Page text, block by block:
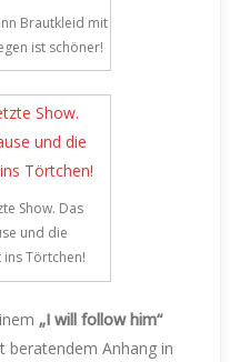
Brautkleid mit
ist schöner!
Show. Das
und die
Törtchen!
„I will follow him“
beratendem Anhang in